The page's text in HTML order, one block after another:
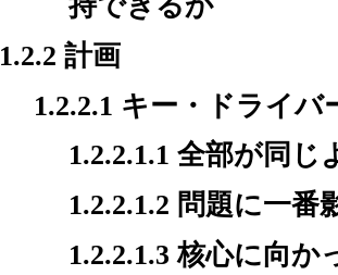
1.2.2 計画
1.2.2.1 キー・ドライバ
1.2.2.1.1 全部が同
1.2.2.1.2 問題に一
1.2.2.1.3 核心に向か